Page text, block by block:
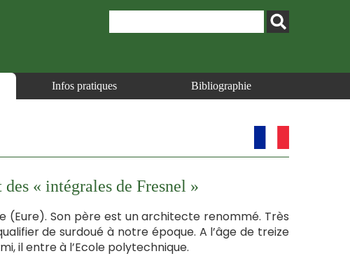
Infos pratiques Bibliographie
« intégrales de Fresnel »
(Eure). Son père est un architecte renommé. Très
de surdoué à notre époque. A l’âge de treize
il entre à l’Ecole polytechnique.